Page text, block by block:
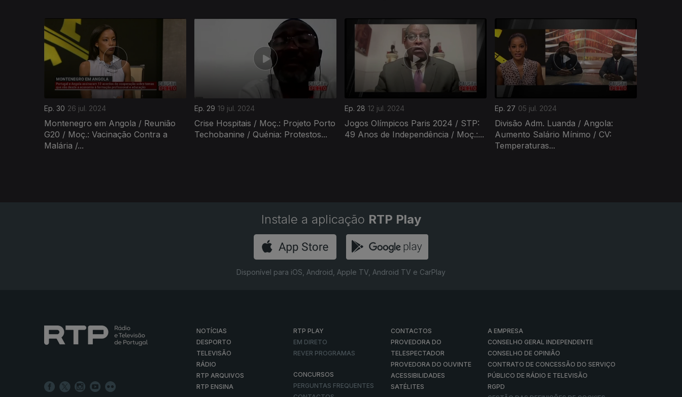
Ep. 30 26 jul. 2024
Montenegro em Angola / Reunião
G20 / Moç.: Vacinação Contra a
Malária /...
Ep. 29 19 jul. 2024
Crise Hospitais / Moç.: Projeto Porto
Techobanine / Quénia: Protestos...
Ep. 28 12 jul. 2024
Jogos Olímpicos Paris 2024 / STP:
49 Anos de Independência / Moç.:...
Ep. 27 05 jul. 2024
Divisão Adm. Luanda / Angola:
Aumento Salário Mínimo / CV:
Temperaturas...
781414
Instale a aplicação RTP Play
Disponível para iOS, Android, Apple TV, Android TV e CarPlay
NOTÍCIAS
DESPORTO
TELEVISÃO
RÁDIO
RTP ARQUIVOS
RTP ENSINA
RTP PLAY
EM DIRETO
REVER PROGRAMAS
CONCURSOS
PERGUNTAS FREQUENTES
CONTACTOS
PROVEDORA DO
TELESPECTADOR
PROVEDORA DO OUVINTE
ACESSIBILIDADES
SATÉLITES
A EMPRESA
CONSELHO GERAL INDEPENDENTE
CONSELHO DE OPINIÃO
CONTRATO DE CONCESSÃO DO SERVIÇO
PÚBLICO DE RÁDIO E TELEVISÃO
RGPD